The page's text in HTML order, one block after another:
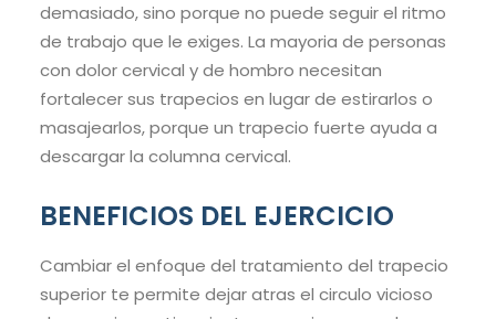
demasiado, sino porque no puede seguir el ritmo
de trabajo que le exiges. La mayoria de personas
con dolor cervical y de hombro necesitan
fortalecer sus trapecios en lugar de estirarlos o
masajearlos, porque un trapecio fuerte ayuda a
descargar la columna cervical.
BENEFICIOS DEL EJERCICIO
Cambiar el enfoque del tratamiento del trapecio
superior te permite dejar atras el circulo vicioso